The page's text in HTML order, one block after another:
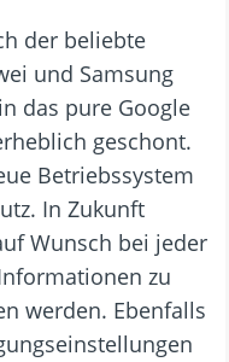
der beliebte
und Samsung
das pure Google
geschont.
Betriebssystem
In Zukunft
Wunsch bei jeder
zu
werden. Ebenfalls